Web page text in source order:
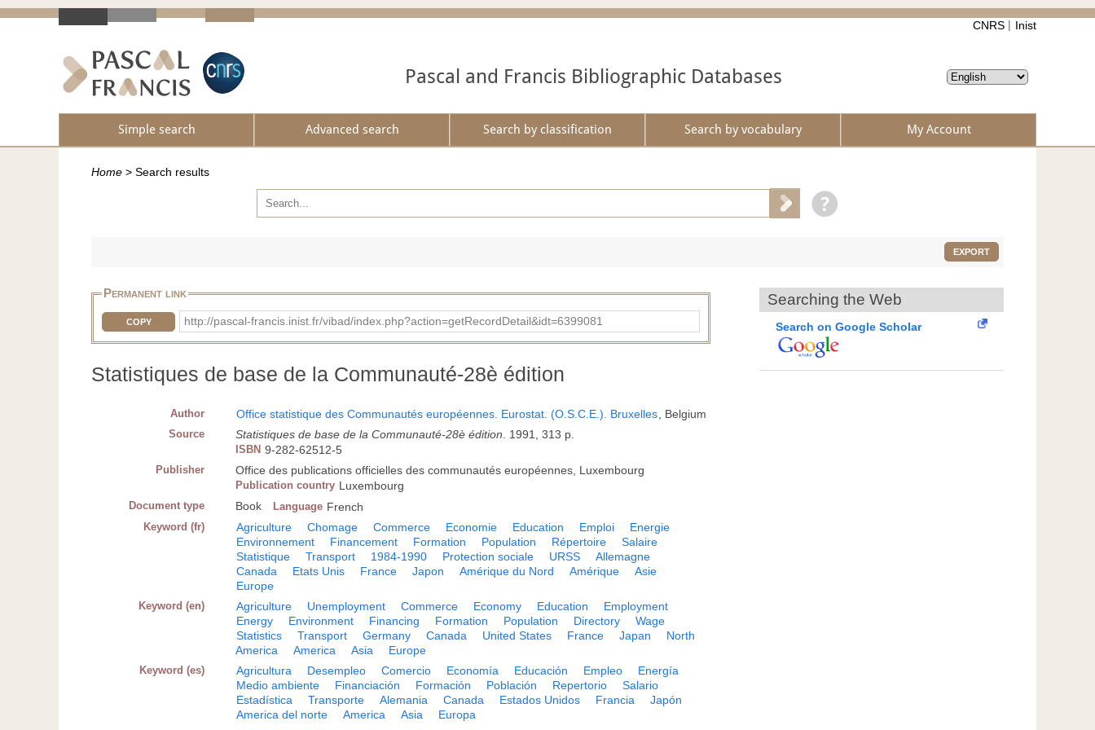
CNRS Inist
Pascal and Francis Bibliographic Databases
Simple search Advanced search Search by classification Search by vocabulary My Account
Home > Search results
EXPORT
Permanent link
COPY http://pascal-francis.inist.fr/vibad/index.php?action=getRecordDetail&idt=6399081
Statistiques de base de la Communauté-28è édition
Author Office statistique des Communautés européennes. Eurostat. (O.S.C.E.). Bruxelles, Belgium
Source Statistiques de base de la Communauté-28è édition. 1991, 313 p.
ISBN 9-282-62512-5
Publisher Office des publications officielles des communautés européennes, Luxembourg
Publication country Luxembourg
Document type Book Language French
Keyword (fr) Agriculture Chomage Commerce Economie Education Emploi
Energie
Environnement
Financement Formation Population Répertoire
Salaire
Statistique
Transport 1984-1990 Protection sociale URSS
Allemagne
Canada
Etats Unis France Japon Amérique du Nord Amérique
Asie
Europe
Keyword (en) Agriculture Unemployment Commerce Economy Education
Employment
Energy
Environment Financing Formation Population Directory
Wage
Statistics
Transport Germany Canada United States France Japan
North
America
America Asia Europe
Keyword (es) Agricultura Desempleo Comercio Economía Educación Empleo
Energía
Medio ambiente
Financiación Formación Población Repertorio
Salario
Estadística
Transporte Alemania Canada Estados Unidos Francia
Japón
America del norte
America Asia Europa
Searching the Web
Search on Google Scholar